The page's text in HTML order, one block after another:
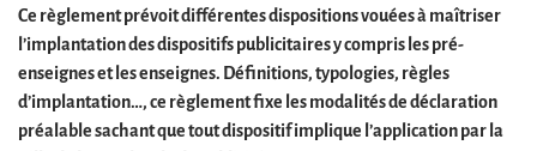
Ce règlement prévoit différentes dispositions vouées à maîtriser
l’implantation des dispositifs publicitaires y compris les pré-
enseignes et les enseignes. Définitions, typologies, règles
d’implantation…, ce règlement fixe les modalités de déclaration
préalable sachant que tout dispositif implique l’application par la